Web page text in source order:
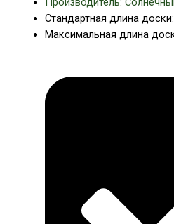
Стандартная длина
Максимальная длина